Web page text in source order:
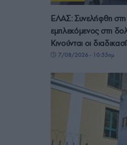
ΕΛΑΣ: Συνελήφθη
εμπλεκόμενος στη
Κινούνται οι
7/08/2026 - 10:55πμ